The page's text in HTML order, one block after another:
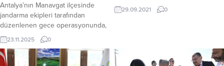
Antalya’nın Manavgat ilçesinde
jandarma ekipleri tarafından
düzenlenen gece operasyonunda,
sahil alanlarından kum çalan
şüphelilere yönelik baskın
gerçekleştirildi. Manavgat İlçe
23.11.2025 0
esnafa olumlu yansıyacak İkinci
etap hızla sürüyor Samsun’un tarihi
Yüzde 12’si bitirilen inşaat
29.09.2021 0